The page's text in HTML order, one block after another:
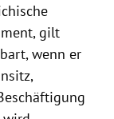
gilt
wenn er